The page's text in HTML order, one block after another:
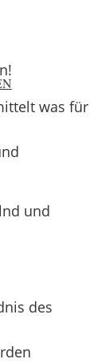
was für
und
des